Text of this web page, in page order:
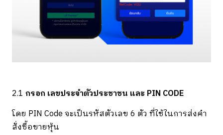
2.1 กรอก เลขประจำตัวประชาชน และ PIN CODE
โดย PIN Code จะเป็นรหัสตัวเลข 6 ตัว ที่ใช้ในการส่งคำ
สั่งซื้อขายหุ้น